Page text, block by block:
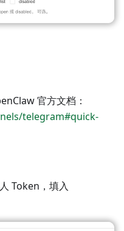
官方文档：
telegram#quick-
Token，填入